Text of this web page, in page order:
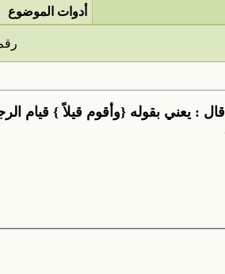
أدوات الموضوع
: يعني بقوله {وأقوم قيلاً } قيام